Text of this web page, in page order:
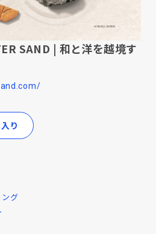
SAND | 和と洋を越境す
り
グ